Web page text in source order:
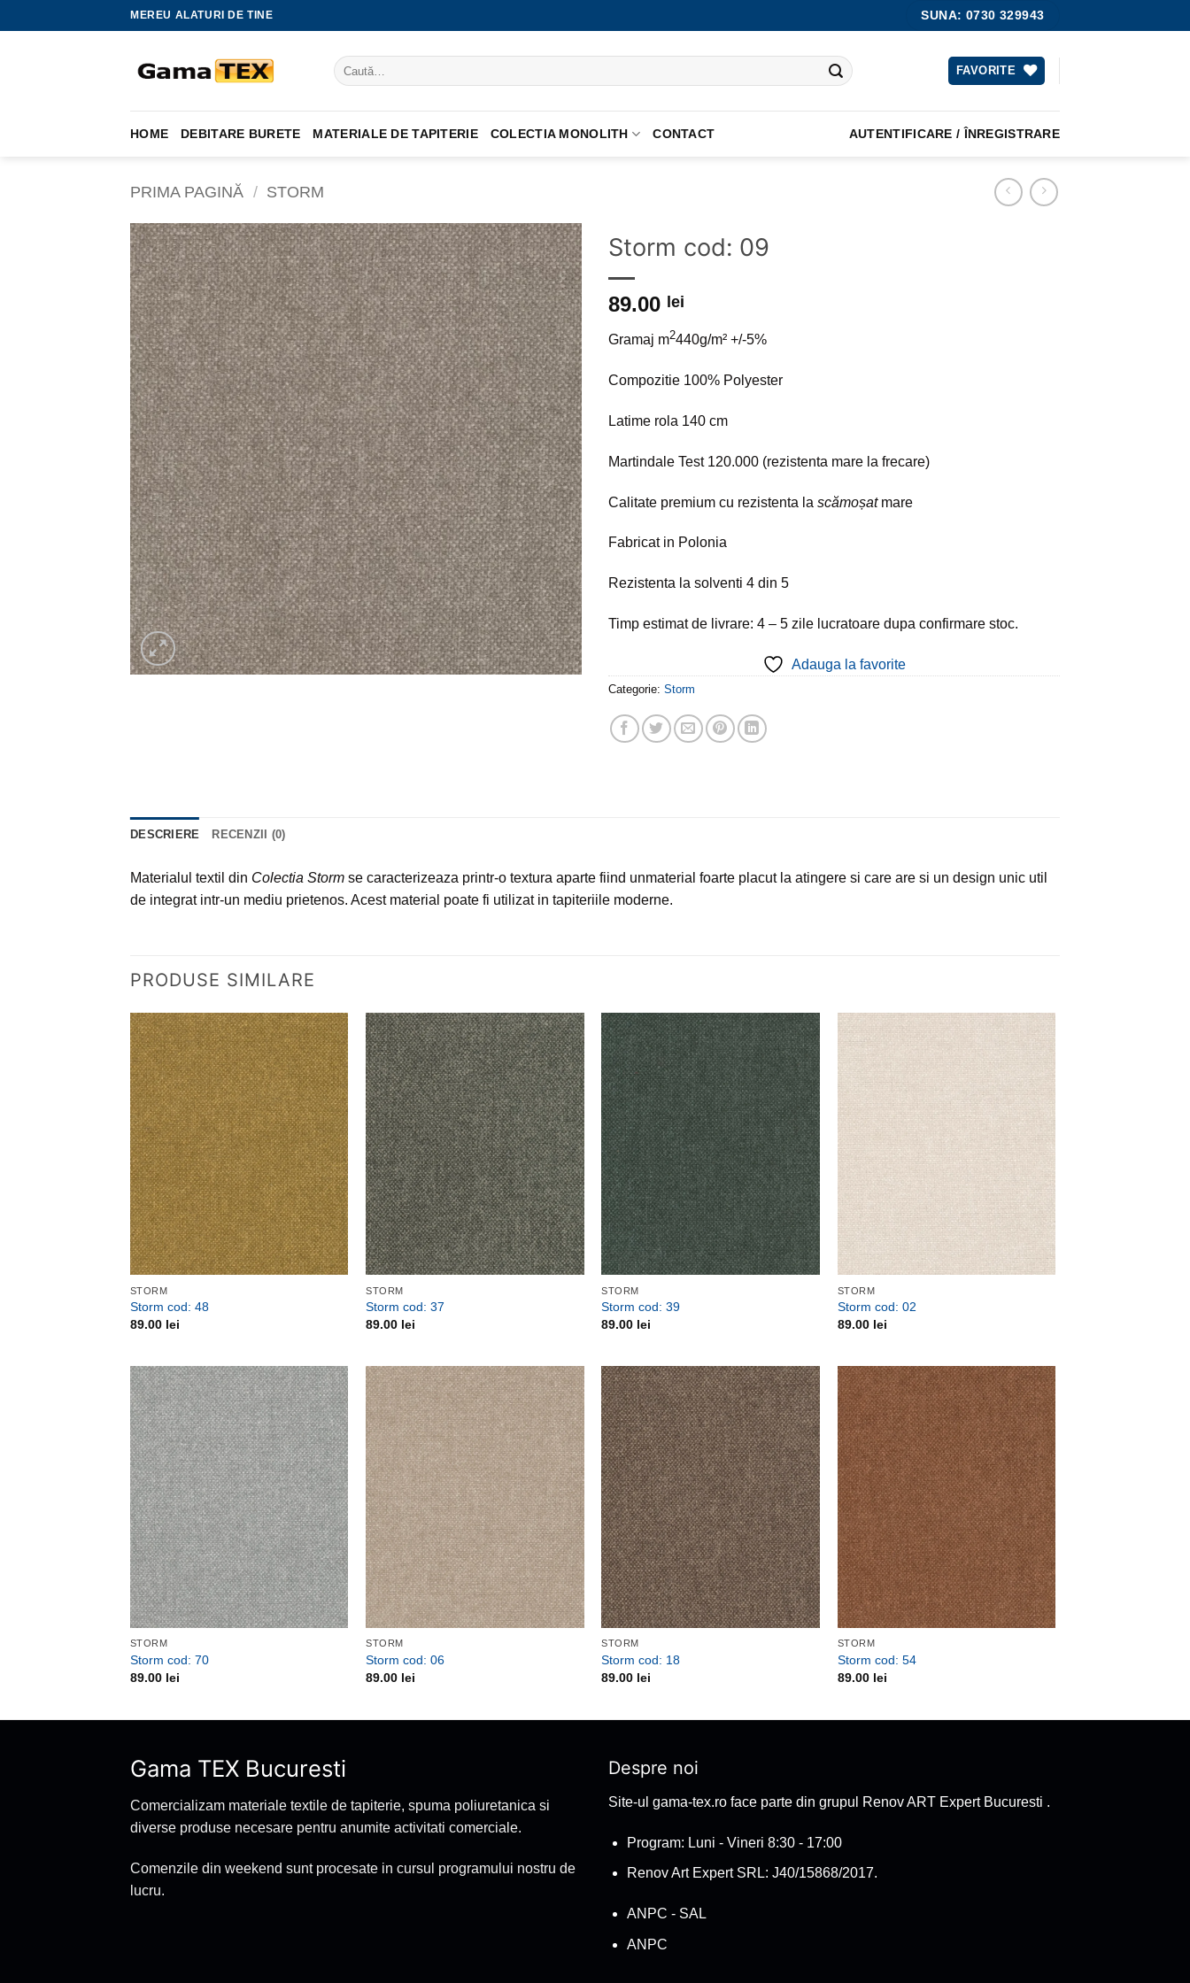
to
MEREU ALATURI DE TINE SUNA: 0730 329943
Caută
după:
FAVORITE
HOME DEBITARE BURETE MATERIALE DE TAPITERIE COLECTIA MONOLITH CONTACT AUTENTIFICARE / ÎNREGISTRARE
PRIMA PAGINĂ / STORM
Adauga
la
favorite
Storm cod: 09
89.00 lei
Gramaj m2440g/m² +/-5%
Compozitie 100% Polyester
Latime rola 140 cm
Martindale Test 120.000 (rezistenta mare la frecare)
Calitate premium cu rezistenta la scămoșatmare
Fabricat in Polonia
Rezistenta la solventi 4 din 5
Timp estimat de livrare: 4 – 5 zile lucratoare dupa confirmare stoc.
Adauga la favorite
Categorie: Storm
DESCRIERE RECENZII (0)
Materialul textil din Colectia Storm se caracterizeaza printr-o textura aparte fiind unmaterial foarte placut la atingere si care are si un design unic util
de integrat intr-un mediu prietenos. Acest material poate fi utilizat in tapiteriile moderne.
PRODUSE SIMILARE
Adauga
la
favorite
STORM
Storm cod: 48
89.00 lei
Adauga
la
favorite
STORM
Storm cod: 37
89.00 lei
Adauga
la
favorite
STORM
Storm cod: 39
89.00 lei
Adauga
favorite
STORM
Storm cod: 02
89.00 lei
Adauga
la
favorite
STORM
Storm cod: 70
89.00 lei
Adauga
la
favorite
STORM
Storm cod: 06
89.00 lei
Adauga
la
favorite
STORM
Storm cod: 18
89.00 lei
Adauga
la
favorite
STORM
Storm cod: 54
89.00 lei
Gama TEX Bucuresti
Comercializam materiale textile de tapiterie, spuma poliuretanica si
diverse produse necesare pentru anumite activitati comerciale.
Comenzile din weekend sunt procesate in cursul programului nostru de
lucru.
Despre noi
Site-ul gama-tex.ro face parte din grupul Renov ART Expert Bucuresti .
Program: Luni - Vineri 8:30 - 17:00
Renov Art Expert SRL: J40/15868/2017.
ANPC - SAL
ANPC